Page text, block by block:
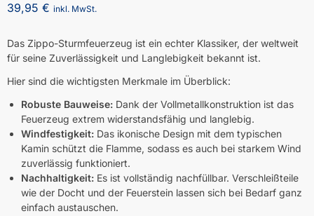
39,95 € inkl. MwSt.
Das Zippo-Sturmfeuerzeug ist ein echter Klassiker, der weltweit
für seine Zuverlässigkeit und Langlebigkeit bekannt ist.
Hier sind die wichtigsten Merkmale im Überblick:
Robuste Bauweise: Dank der Vollmetallkonstruktion ist das
Feuerzeug extrem widerstandsfähig und langlebig.
Windfestigkeit: Das ikonische Design mit dem typischen
Kamin schützt die Flamme, sodass es auch bei starkem Wind
zuverlässig funktioniert.
Nachhaltigkeit: Es ist vollständig nachfüllbar. Verschleißteile
wie der Docht und der Feuerstein lassen sich bei Bedarf ganz
einfach austauschen.